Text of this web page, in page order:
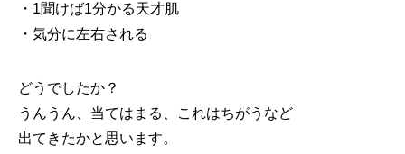
・1聞けば1分かる天才肌
・気分に左右される
どうでしたか？
うんうん、当てはまる、これはちがうなど
出てきたかと思います。